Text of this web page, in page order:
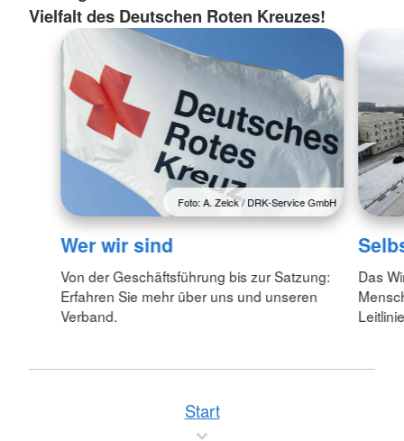
Vielfalt des Deutschen Roten Kreuzes!
Foto: A. Zelck / DRK-Service GmbH
Wer wir sind
Von der Geschäftsführung bis zur Satzung:
Erfahren Sie mehr über uns und unseren
Verband.
Das
Start